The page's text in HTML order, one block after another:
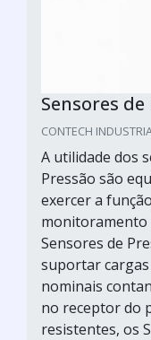
Sensores de
CONTECH
A utilidade dos
Pressão são
exercer a
monitoramento
Sensores de
suportar
nominais
no receptor do
resistentes, os